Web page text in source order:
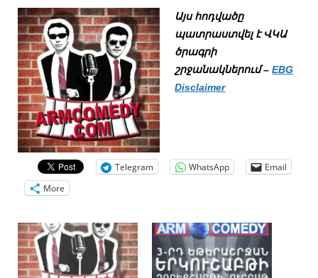
Այս հոդվածը
պատրաստվել է ՎԿԱ
ծրագրի
շրջանակներում –EBG
Disclaimer
Telegram WhatsApp
Email
More